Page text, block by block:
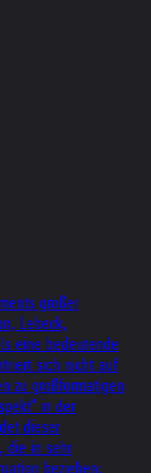
großer
Lebeck,
eine bedeutende
sich nicht auf
zu großformatigen
in der
dieser
die in sehr
beziehen: